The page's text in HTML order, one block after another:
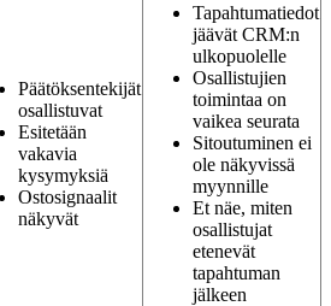
Päätöksentekijät
osallistuvat
Esitetään
vakavia
kysymyksiä
Ostosignaalit
näkyvät
Tapahtumatiedot
jäävät CRM:n
ulkopuolelle
Osallistujien
toimintaa on
vaikea seurata
Sitoutuminen ei
ole näkyvissä
myynnille
Et näe, miten
osallistujat
etenevät
tapahtuman
jälkeen